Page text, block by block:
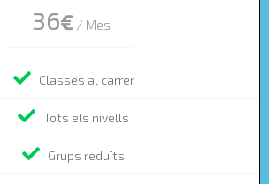
36€ / Mes
Classes al carrer
Tots els nivells
Grups reduïts